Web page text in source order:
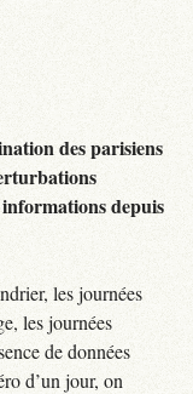
des parisiens
depuis
les journées
les journées
de données
d’un jour, on